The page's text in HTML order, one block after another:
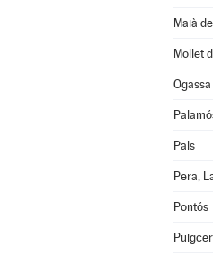
Maià
Mollet
Ogassa
Pals
Pera,
Pontós